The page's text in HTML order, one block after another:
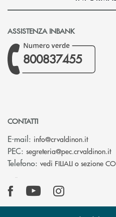
ASSISTENZA INBANK
800837455
CONTATTI
E-mail: info@crvaldinon.it(si apre
PEC: segreteria@pec.crvaldinon.it
Telefono: vedi FILIALI o sezione